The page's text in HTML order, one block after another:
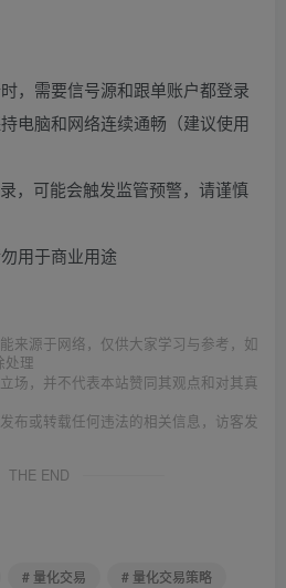
，需要信号源和跟单账户都登录
电脑和网络连续通畅（建议使用
，可能会触发监管预警，请谨慎
用于商业用途
来源于网络，仅供大家学习与参考，如
处理
场，并不代表本站赞同其观点和对其真
布或转载任何违法的相关信息，访客发
THE END
# 量化交易
# 量化交易策略